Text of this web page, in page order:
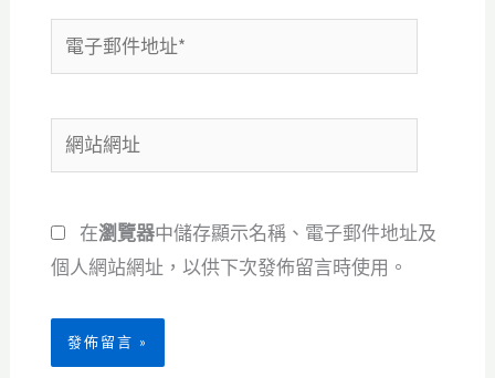
電
子
件
地
*
網
站
址
在瀏覽器中儲存顯示名稱、電子郵件地址及
個人網站網址，以供下次發佈留言時使用。